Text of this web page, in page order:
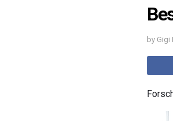
by Gigi